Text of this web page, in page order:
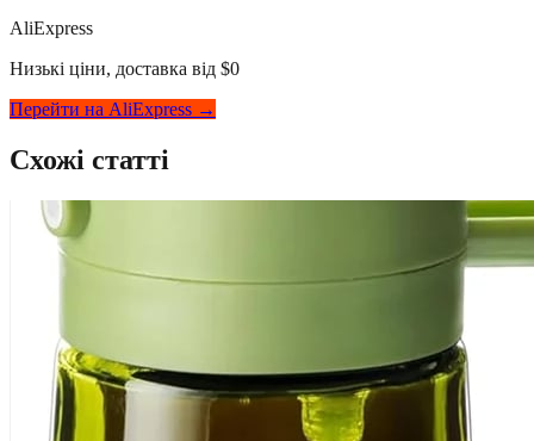
AliExpress
Низькі ціни, доставка від $0
Перейти на AliExpress →
Схожі статті